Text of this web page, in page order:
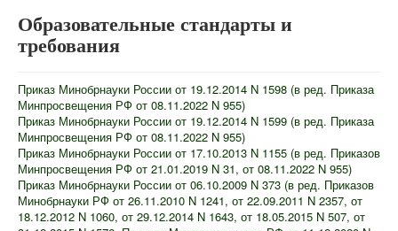
Образовательные стандарты и
требования
Приказ Минобрнауки России от 19.12.2014 N 1598 (в ред. Приказа
Минпросвещения РФ от 08.11.2022 N 955)
Приказ Минобрнауки России от 19.12.2014 N 1599 (в ред. Приказа
Минпросвещения РФ от 08.11.2022 N 955)
Приказ Минобрнауки России от 17.10.2013 N 1155 (в ред. Приказов
Минпросвещения РФ от 21.01.2019 N 31, от 08.11.2022 N 955)
Приказ Минобрнауки России от 06.10.2009 N 373 (в ред. Приказов
Минобрнауки РФ от 26.11.2010 N 1241, от 22.09.2011 N 2357, от
18.12.2012 N 1060, от 29.12.2014 N 1643, от 18.05.2015 N 507, от